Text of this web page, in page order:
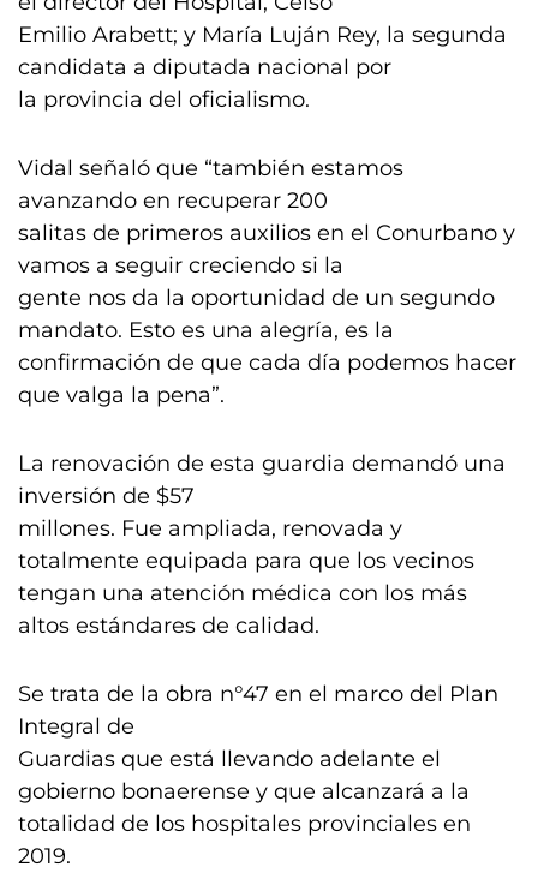
Emilio Arabett; y María Luján Rey, la segunda
candidata a diputada nacional por
la provincia del oficialismo.
Vidal señaló que “también estamos
avanzando en recuperar 200
salitas de primeros auxilios en el Conurbano y
vamos a seguir creciendo si la
gente nos da la oportunidad de un segundo
mandato. Esto es una alegría, es la
confirmación de que cada día podemos hacer
que valga la pena”.
La renovación de esta guardia demandó una
inversión de $57
millones. Fue ampliada, renovada y
totalmente equipada para que los vecinos
tengan una atención médica con los más
altos estándares de calidad.
Se trata de la obra n°47 en el marco del Plan
Integral de
Guardias que está llevando adelante el
gobierno bonaerense y que alcanzará a la
totalidad de los hospitales provinciales en
2019.